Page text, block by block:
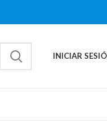
INICIAR